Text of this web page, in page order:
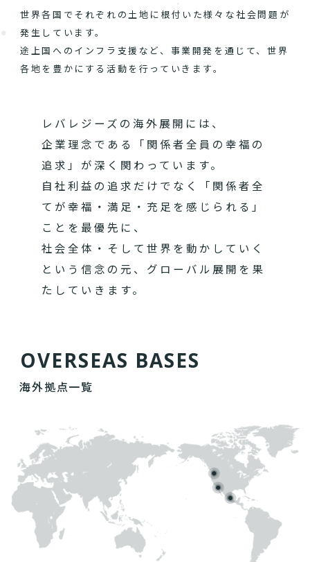
世界各国でそれぞれの土地に根付いた様々な社会問題が
発生しています。
途上国へのインフラ支援など、事業開発を通じて、世界
各地を豊かにする活動を行っていきます。
レバレジーズの海外展開には、
企業理念である「関係者全員の幸福の
追求」が深く関わっています。
自社利益の追求だけでなく「関係者全
てが幸福・満足・充足を感じられる」
ことを最優先に、
社会全体・そして世界を動かしていく
という信念の元、グローバル展開を果
たしていきます。
OVERSEAS BASES
海外拠点一覧